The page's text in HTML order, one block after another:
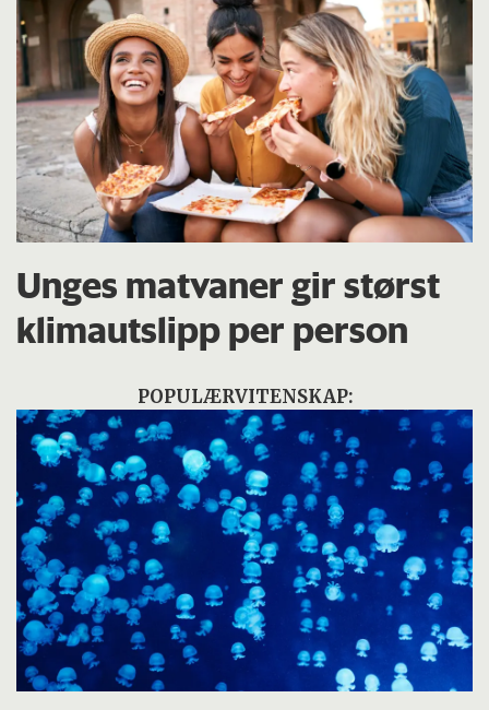
Unges matvaner gir størst
klimautslipp per person
POPULÆRVITENSKAP: